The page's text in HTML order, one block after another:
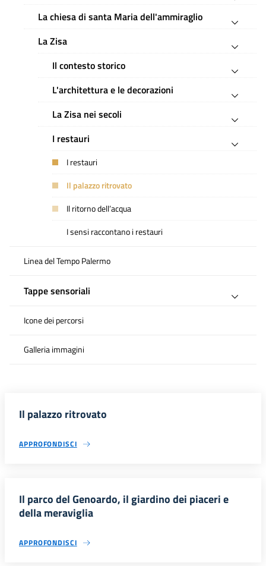
La chiesa di santa Maria dell'ammiraglio
La Zisa
Il contesto storico
L'architettura e le decorazioni
La Zisa nei secoli
I restauri
I restauri
Il palazzo ritrovato
Il ritorno dell’acqua
I sensi raccontano i restauri
Linea del Tempo Palermo
Tappe sensoriali
Icone dei percorsi
Galleria immagini
Il palazzo ritrovato
APPROFONDISCI
Il parco del Genoardo, il giardino dei piaceri e
della meraviglia
APPROFONDISCI